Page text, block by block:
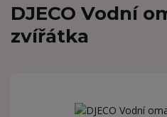
DJECO Vodní
zvířátka